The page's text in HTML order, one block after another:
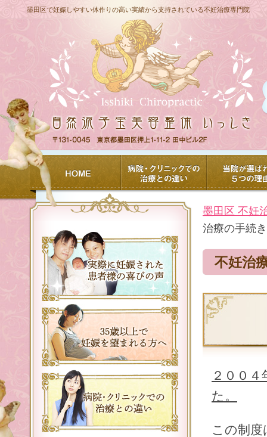
墨田区で妊娠しやすい体作りの高い実績から支持されている不妊治療専門院
墨田区 不妊
治療の手続き
不妊治
２００
た。
この制度